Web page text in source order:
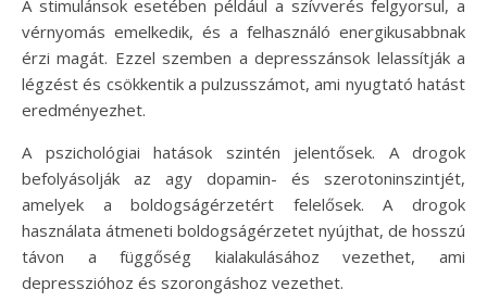
A stimulánsok esetében például a szívverés felgyorsul, a
vérnyomás emelkedik, és a felhasználó energikusabbnak
érzi magát. Ezzel szemben a depresszánsok lelassítják a
légzést és csökkentik a pulzusszámot, ami nyugtató hatást
eredményezhet.
A pszichológiai hatások szintén jelentősek. A drogok
befolyásolják az agy dopamin- és szerotoninszintjét,
amelyek a boldogságérzetért felelősek. A drogok
használata átmeneti boldogságérzetet nyújthat, de hosszú
távon a függőség kialakulásához vezethet, ami
depresszióhoz és szorongáshoz vezethet.